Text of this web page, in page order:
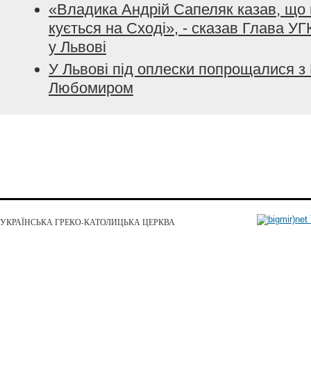
«Владика Андрій Сапеляк казав, що
кується на Сході», - сказав Глава
у Львові
У Львові під оплески попрощалися
Любомиром
УКРАЇНСЬКА ГРЕКО-КАТОЛИЦЬКА ЦЕРКВА